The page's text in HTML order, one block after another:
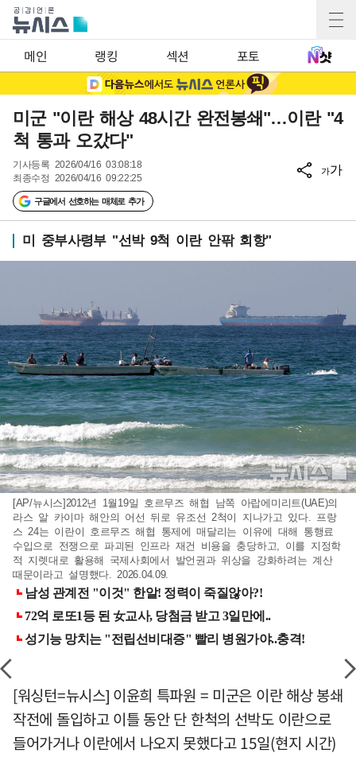
메인 랭킹 섹션 포토
미군 "이란 해상 48시간 완전봉쇄"…이란 "4
척 통과 오갔다"
기사등록 2026/04/16 03:08:18
최종수정 2026/04/16 09:22:25
구글에서 선호하는 매체로 추가
가가
미 중부사령부 "선박 9척 이란 안팎 회항"
[AP/뉴시스]2012년 1월19일 호르무즈 해협 남쪽 아랍에미리트(UAE)의
라스 알 카이마 해안의 어선 뒤로 유조선 2척이 지나가고 있다. 프랑
스 24는 이란이 호르무즈 해협 통제에 매달리는 이유에 대해 통행료
수입으로 전쟁으로 파괴된 인프라 재건 비용을 충당하고, 이를 지정학
적 지렛대로 활용해 국제사회에서 발언권과 위상을 강화하려는 계산
때문이라고 설명했다. 2026.04.09.
[워싱턴=뉴시스] 이윤희 특파원 = 미군은 이란 해상 봉쇄
작전에 돌입하고 이틀 동안 단 한척의 선박도 이란으로
들어가거나 이란에서 나오지 못했다고 15일(현지 시간)